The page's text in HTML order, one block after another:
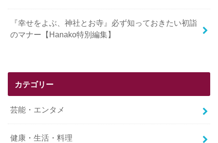
『幸せをよぶ、神社とお寺』必ず知っておきたい初詣
のマナー【Hanako特別編集】
カテゴリー
芸能・エンタメ
健康・生活・料理